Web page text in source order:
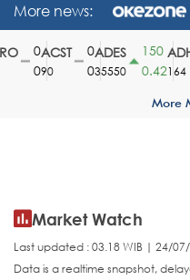
More news:
ACST
90
ADES
35550
150
0.42
ADHI
164
More
Market Watch
Last updated : 03.18 WIB | 24/
Data is a realtime snapshot,